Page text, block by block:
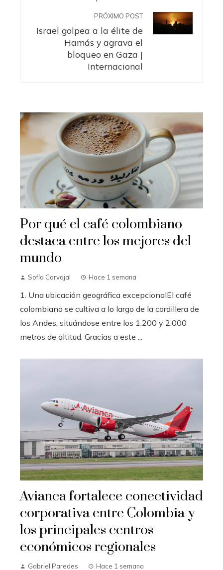
PRÓXIMO POST
Israel golpea a la élite de
Hamás y agrava el
bloqueo en Gaza |
Internacional
Por qué el café colombiano
destaca entre los mejores del
mundo
Sofía Carvajal Hace 1 semana
1. Una ubicación geográfica excepcionalEl café
colombiano se cultiva a lo largo de la cordillera de
los Andes, situándose entre los 1.200 y 2.000
metros de altitud. Gracias a este ...
Avianca fortalece conectividad
corporativa entre Colombia y
los principales centros
económicos regionales
Gabriel Paredes Hace 1 semana